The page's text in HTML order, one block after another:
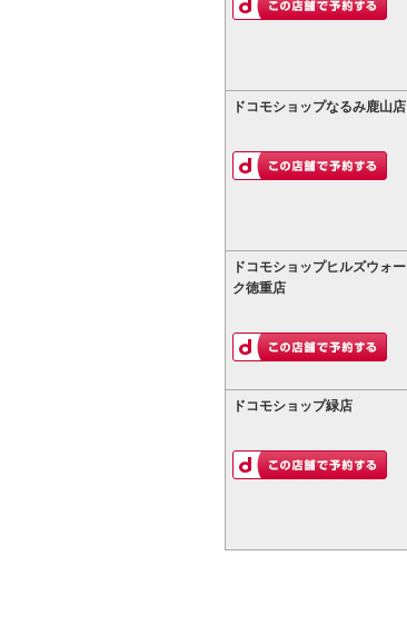
ドコモショップなるみ鹿山店
ドコモショップヒルズウォー
ク徳重店
ドコモショップ緑店